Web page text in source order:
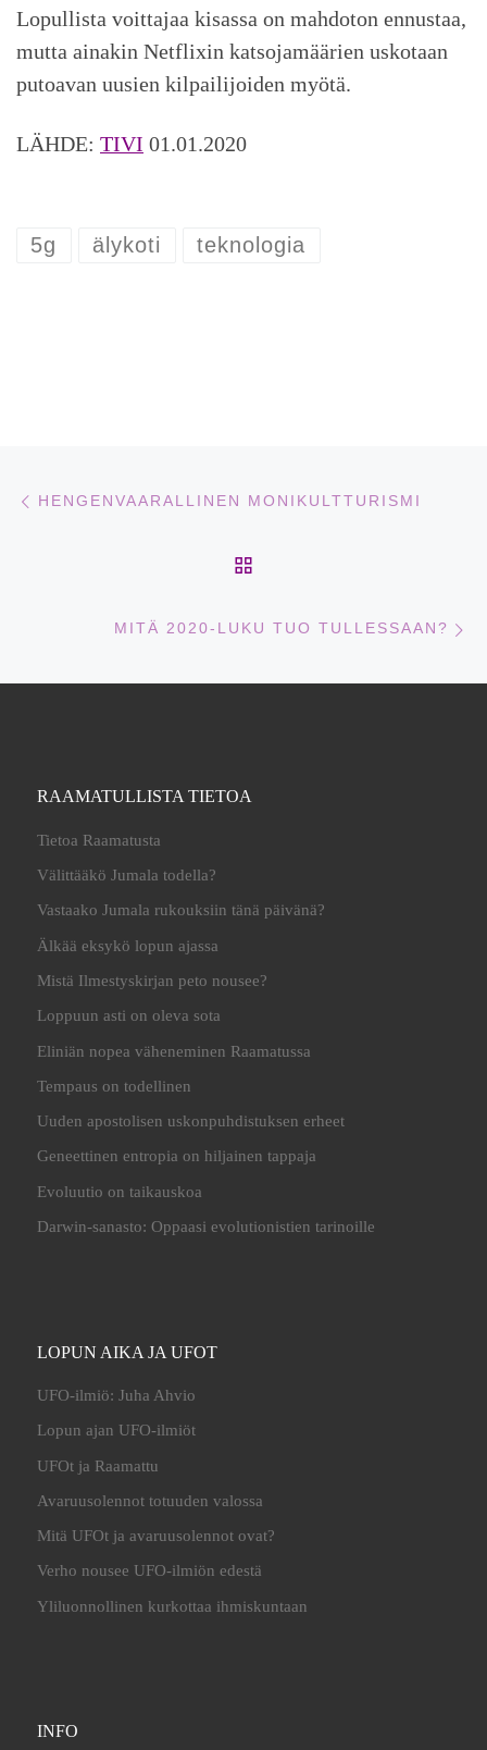
Lopullista voittajaa kisassa on mahdoton ennustaa,
mutta ainakin Netflixin katsojamäärien uskotaan
putoavan uusien kilpailijoiden myötä.
LÄHDE: TIVI 01.01.2020
5g älykoti teknologia
HENGENVAARALLINEN MONIKULTTURISMI
MITÄ 2020-LUKU TUO TULLESSAAN?
RAAMATULLISTA TIETOA
Tietoa Raamatusta
Välittääkö Jumala todella?
Vastaako Jumala rukouksiin tänä päivänä?
Älkää eksykö lopun ajassa
Mistä Ilmestyskirjan peto nousee?
Loppuun asti on oleva sota
Eliniän nopea väheneminen Raamatussa
Tempaus on todellinen
Uuden apostolisen uskonpuhdistuksen erheet
Geneettinen entropia on hiljainen tappaja
Evoluutio on taikauskoa
Darwin-sanasto: Oppaasi evolutionistien tarinoille
LOPUN AIKA JA UFOT
UFO-ilmiö: Juha Ahvio
Lopun ajan UFO-ilmiöt
UFOt ja Raamattu
Avaruusolennot totuuden valossa
Mitä UFOt ja avaruusolennot ovat?
Verho nousee UFO-ilmiön edestä
Yliluonnollinen kurkottaa ihmiskuntaan
INFO